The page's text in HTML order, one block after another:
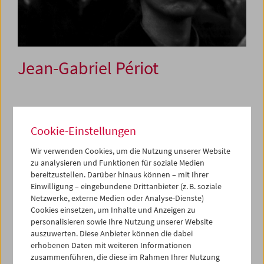
Jean-Gabriel Périot
22. Oktober 2020
Der französische Filmemacher Jean-Gabriel Périot
(*1974) ist in den letzten Dekaden als eines der
außergewöhnlichsten Talente des Found-Footage-Kinos
aufgefallen.Une jeunesse allemande (Eine deutsche
Jugend,2015),seine abendfüllende und erstaunliche
Chronik der RAF-Geschichte ausschließlich anhand von
Archivmaterial, wurde schon im Filmmuseum gezeigt.
Nun wird das vielfältige und hinreißende
Kurzfilmschaffen Périots vorgestellt.
Sein filmisches Handwerk brachte sich Périot
Cookie-Einstellungen
Wir verwenden Cookies, um die Nutzung unserer Website
zu analysieren und Funktionen für soziale Medien
bereitzustellen. Darüber hinaus können – mit Ihrer
Einwilligung – eingebundene Drittanbieter (z. B. soziale
Netzwerke, externe Medien oder Analyse-Dienste)
Cookies einsetzen, um Inhalte und Anzeigen zu
personalisieren sowie Ihre Nutzung unserer Website
auszuwerten. Diese Anbieter können die dabei
erhobenen Daten mit weiteren Informationen
zusammenführen, die diese im Rahmen Ihrer Nutzung